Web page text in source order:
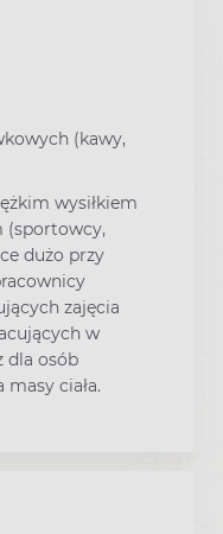
(kawy,
wysiłkiem
(sportowcy,
dużo przy
zajęcia
w
dla osób
ciała.